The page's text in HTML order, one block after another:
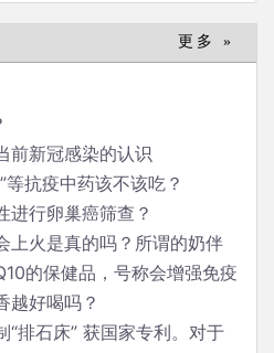
更多 »
前新冠感染的认识
抗疫中药该不该吃？
进行卵巢癌筛查？
上火是真的吗？所谓的奶伴
能清火，为什么不取名“清火
？
的保健品，号称会增强免疫
越好喝吗？
“排石床” 获国家专利。对于